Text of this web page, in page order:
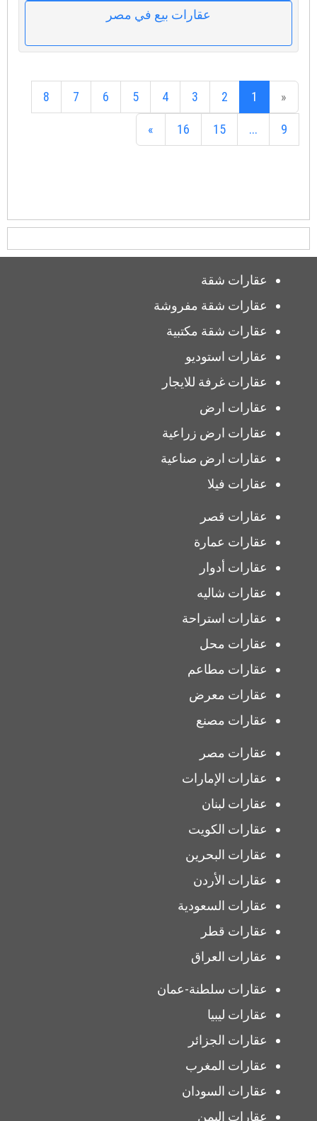
عقارات بيع في مصر
«
1
2
3
4
5
6
7
8
9
...
15
16
»
عقارات شقة
عقارات شقة مفروشة
عقارات شقة مكتبية
عقارات استوديو
عقارات غرفة للايجار
عقارات ارض
عقارات ارض زراعية
عقارات ارض صناعية
عقارات فيلا
عقارات قصر
عقارات عمارة
عقارات أدوار
عقارات شاليه
عقارات استراحة
عقارات محل
عقارات مطاعم
عقارات معرض
عقارات مصنع
عقارات مصر
عقارات الإمارات
عقارات لبنان
عقارات الكويت
عقارات البحرين
عقارات الأردن
عقارات السعودية
عقارات قطر
عقارات العراق
عقارات سلطنة-عمان
عقارات ليبيا
عقارات الجزائر
عقارات المغرب
عقارات السودان
عقارات اليمن